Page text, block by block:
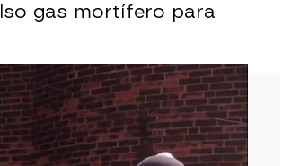
gas mortífero para